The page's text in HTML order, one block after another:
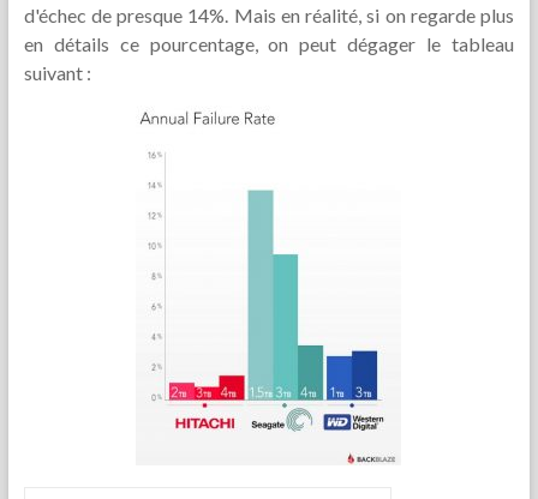
d'échec de presque 14%. Mais en réalité, si on regarde plus
en détails ce pourcentage, on peut dégager le tableau
suivant :